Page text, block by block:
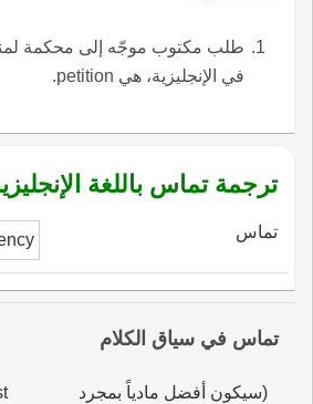
طلب مكتوب موجّه إلى محكمة
في الإنجليزية، هي petition.
ترجمة تماس باللغة
تماس
تماس في سياق الكلام
(سيكون أفضل مادياً بمجرد